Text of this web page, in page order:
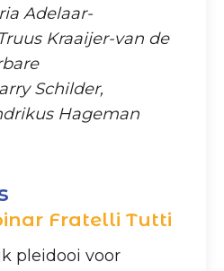
Adelaar-
Kraaijer-van de
Schilder,
Hageman
Fratelli Tutti
pleidooi voor